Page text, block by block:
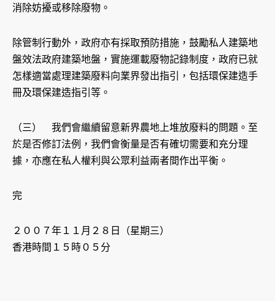
消除妨擾或移除廢物。
除管制行動外，政府亦有採取預防措施，鼓勵私人建築地
盤效法政府建築地盤，實施運載廢物記錄制度，政府已就
怎樣適當處理建築廢料向業界發出指引，包括環保建造手
冊及環保建造指引等。
（三） 我們會繼續留意新界農地上堆放廢料的問題。至
於是否修訂法例，我們會衡量是否有確切需要和充分理
據，亦應在私人權利與公眾利益兩者間作出平衡。
完
２００７年１１月２８日（星期三）
香港時間１５時０５分